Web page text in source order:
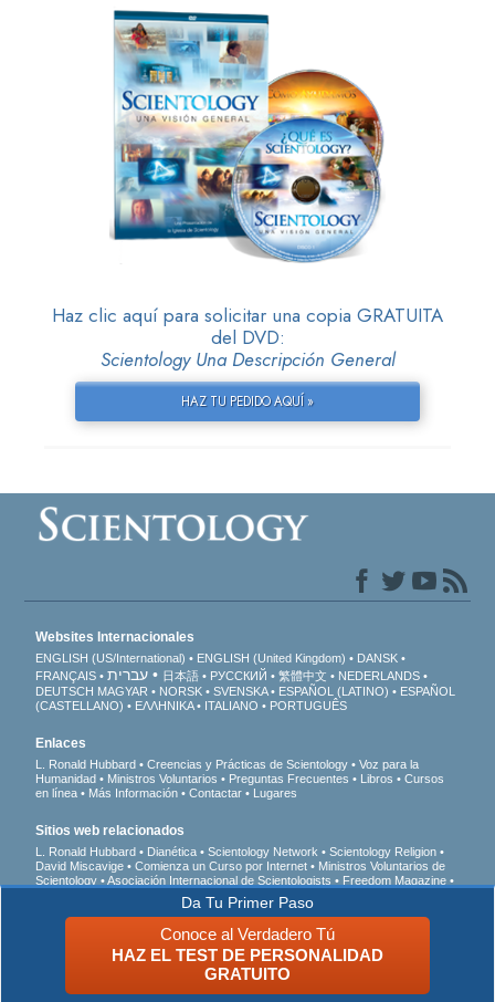
Haz clic aquí para solicitar una copia GRATUITA
del DVD:
Scientology Una Descripción General
HAZ TU PEDIDO AQUÍ »
Da Tu Primer Paso
Conoce al Verdadero Tú
HAZ EL TEST DE PERSONALIDAD
GRATUITO
Websites Internacionales
ENGLISH (US/International) ENGLISH (United Kingdom)
DANSK
FRANÇAIS
עברית 日本語 РУССКИЙ 繁體中文
NEDERLANDS
DEUTSCH MAGYAR NORSK SVENSKA ESPAÑOL (LATINO)
ESPAÑOL
(CASTELLANO)
ΕΛΛΗΝΙΚA ITALIANO PORTUGUÊS
Enlaces
L. Ronald Hubbard Creencias y Prácticas de Scientology
Voz para la
Humanidad
Ministros Voluntarios Preguntas Frecuentes Libros
Cursos
en línea
Más Información Contactar Lugares
Sitios web relacionados
L. Ronald Hubbard Dianética Scientology Network
Scientology Religion
David Miscavige
Comienza un Curso por Internet
Ministros Voluntarios de
Scientology
Asociación Internacional de Scientologists
Freedom Magazine
En Apoyo de Un Mundo Sin Drogas
Jóvenes por los Derechos Humanos
Ciudadanos por los Derechos Humanos
© 2026 Iglesia de Scientology Internacional. Todos los derechos reservados.
Política de Cookies•Términos de Uso